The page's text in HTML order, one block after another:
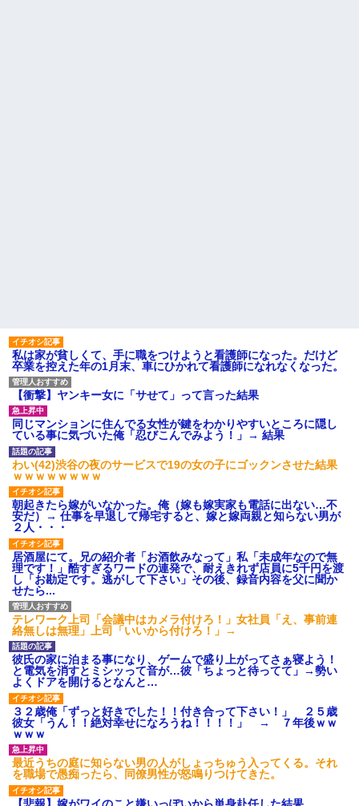
後続車にクラクションを鳴ら
され彼氏が逆切れ。「何クラク
ション鳴らしてんだ！降りてこ
いよ！」と怒鳴りだし...
【衝撃】報酬100万円超の治験
募集がこちらｗｗｗｗｗ(※画像
あり)
【ネット騒然】惨殺されたタ
ワマン頂き女子のこの動画、す
げえええええｗｗｗｗｗｗｗｗ
ｗｗｗ
【愕然】白のクラウン俺氏、
高速道路左車線を制限速度で走
った結果wwwwwwwwwwww
百年の恋12-899 食べた量を
張り合ってくる
【悲報】佐藤輝明・・・２軍
でも盛大にやらかす←あまり悲
しませないでくれ
私は家が貧しくて、手に職をつけようと看護師になった。だけど
卒業を控えた年の1月末、車にひかれて看護師になれなくなった。
【衝撃】ヤンキー女に「サせて」って言った結果
同じマンションに住んでる女性が鍵をわかりやすいところに隠し
ている事に気づいた俺「忍びこんでみよう！」→ 結果
わい(42)渋谷の夜のサービスで19の女の子にゴックンさせた結果
ｗｗｗｗｗｗｗｗ
朝起きたら嫁がいなかった。俺（嫁も嫁実家も電話に出ない…不
安だ）→ 仕事を早退して帰宅すると、嫁と嫁両親と知らない男が
２人・・・
居酒屋にて。兄の紹介者「お酒飲みなって」私「未成年なので無
理です！」酷すぎるワードの連発で、耐えきれず店員に5千円を渡
し「お勘定です。逃がして下さい」その後、録音内容を父に聞か
せたら...
テレワーク上司「会議中はカメラ付けろ！」女社員「え、事前連
絡無しは無理」上司「いいから付けろ！」→
彼氏の家に泊まる事になり、ゲームで盛り上がってさぁ寝よう！
と電気を消すとミシッって音が…彼「ちょっと待ってて」→勢い
よくドアを開けるとなんと…
３２歳俺「ずっと好きでした！！付き合って下さい！」 ２５歳
彼女「うん！！絶対幸せになろうね！！！！」 → ７年後ｗｗ
ｗｗｗ
最近うちの庭に知らない男の人がしょっちゅう入ってくる。それ
を職場で愚痴ったら、同僚男性が怒鳴りつけてきた。
【悲報】嫁がワイのこと嫌いっぽいから単身赴任した結果